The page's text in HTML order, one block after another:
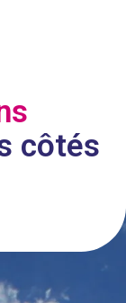
côtés